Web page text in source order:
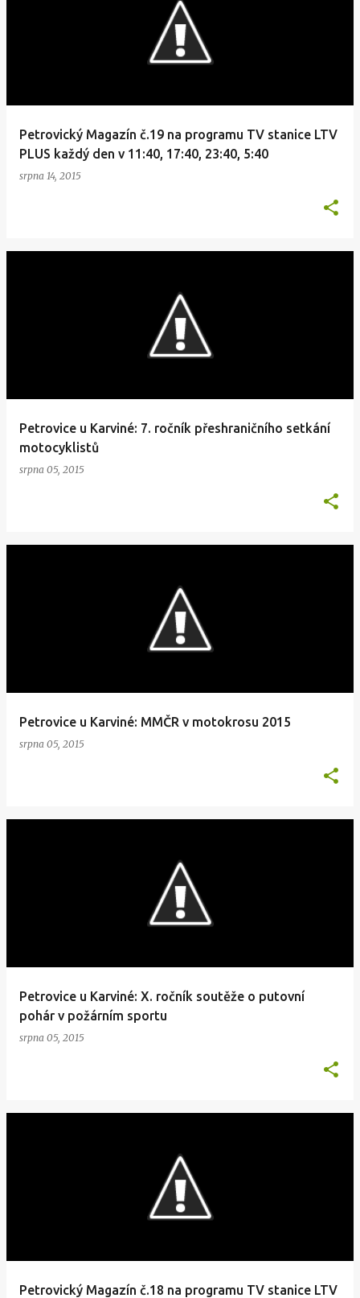
Petrovický Magazín č.19 na programu TV stanice LTV
PLUS každý den v 11:40, 17:40, 23:40, 5:40
srpna 14, 2015
Petrovice u Karviné: 7. ročník přeshraničního setkání
motocyklistů
srpna 05, 2015
Petrovice u Karviné: MMČR v motokrosu 2015
srpna 05, 2015
Petrovice u Karviné: X. ročník soutěže o putovní
pohár v požárním sportu
srpna 05, 2015
Petrovický Magazín č.18 na programu TV stanice LTV